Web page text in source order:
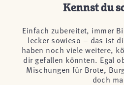
Kennst du
Einfach zubereitet, immer
lecker sowieso – das ist
haben noch viele weitere,
dir gefallen könnten. Egal
Mischungen für Brote,
doch